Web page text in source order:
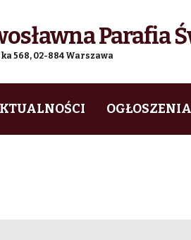
Parafia
568, 02-884 Warszawa
OGŁOSZENIA